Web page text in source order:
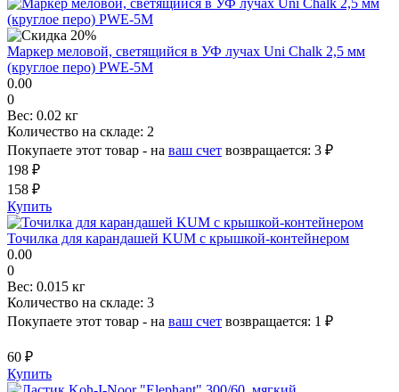
Маркер меловой, светящийся в УФ лучах Uni Chalk 2,5 мм
(круглое перо) PWE-5M
0.00
0
Вес: 0.02 кг
Количество на складе: 2
Покупаете этот товар - на ваш счет возвращается: 3 ₽
198 ₽
158 ₽
Купить
Точилка для карандашей KUM с крышкой-контейнером
0.00
0
Вес: 0.015 кг
Количество на складе: 3
Покупаете этот товар - на ваш счет возвращается: 1 ₽
60 ₽
Купить